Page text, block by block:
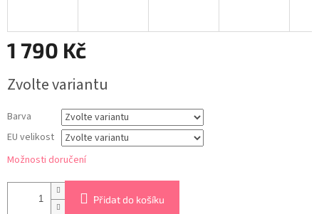
1 790 Kč
cena:
Zvolte variantu
Barva
EU velikost
Možnosti doručení
Přidat do košíku